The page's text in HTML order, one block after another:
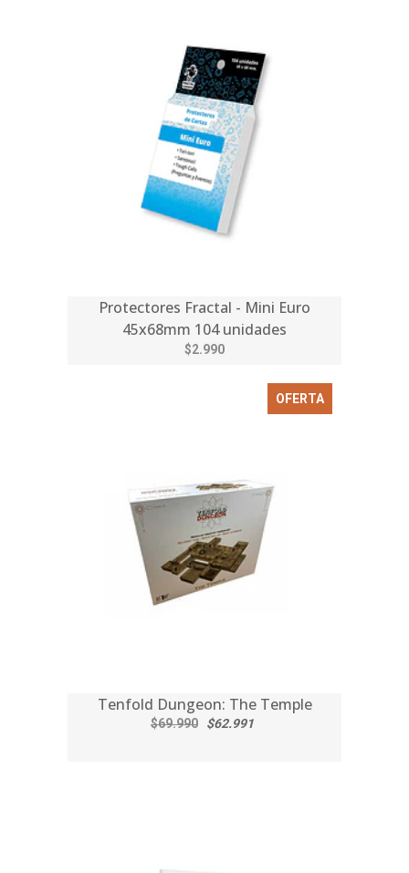
Protectores Fractal - Mini Euro
45x68mm 104 unidades
$2.990
OFERTA
Tenfold Dungeon: The Temple
$69.990 $62.991